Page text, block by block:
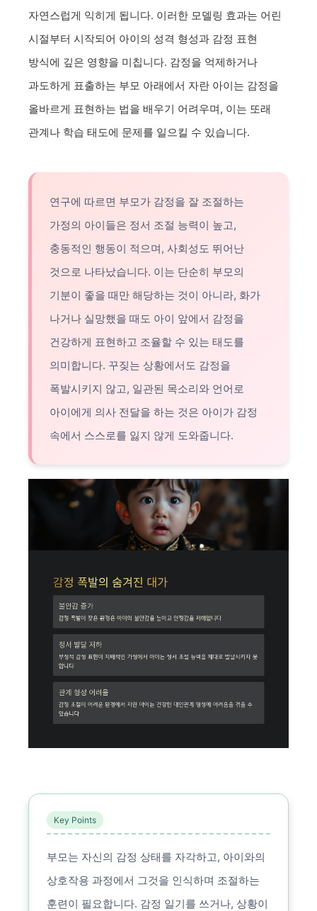
자연스럽게 익히게 됩니다. 이러한 모델링 효과는 어린
시절부터 시작되어 아이의 성격 형성과 감정 표현
방식에 깊은 영향을 미칩니다. 감정을 억제하거나
과도하게 표출하는 부모 아래에서 자란 아이는 감정을
올바르게 표현하는 법을 배우기 어려우며, 이는 또래
관계나 학습 태도에 문제를 일으킬 수 있습니다.
연구에 따르면 부모가 감정을 잘 조절하는
가정의 아이들은 정서 조절 능력이 높고,
충동적인 행동이 적으며, 사회성도 뛰어난
것으로 나타났습니다. 이는 단순히 부모의
기분이 좋을 때만 해당하는 것이 아니라, 화가
나거나 실망했을 때도 아이 앞에서 감정을
건강하게 표현하고 조율할 수 있는 태도를
의미합니다. 꾸짖는 상황에서도 감정을
폭발시키지 않고, 일관된 목소리와 언어로
아이에게 의사 전달을 하는 것은 아이가 감정
속에서 스스로를 잃지 않게 도와줍니다.
Key Points
부모는 자신의 감정 상태를 자각하고, 아이와의
상호작용 과정에서 그것을 인식하며 조절하는
훈련이 필요합니다. 감정 일기를 쓰거나, 상황이